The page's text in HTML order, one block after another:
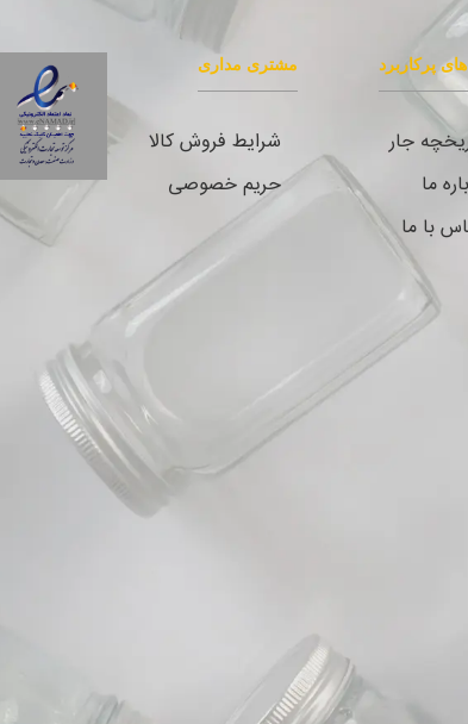
پرکاربرد
جار
ما
با ما
مشتری مداری
شرایط فروش کالا
حریم خصوصی